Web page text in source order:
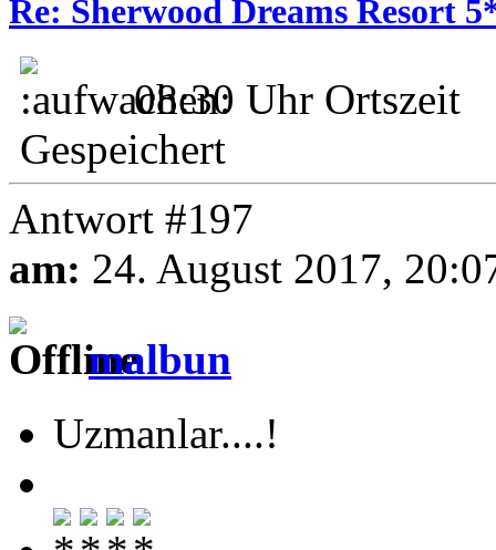
Re: Sherwood Dreams Resort
08:30 Uhr Ortszeit
Gespeichert
Antwort #197
am: 24. August 2017,
malbun
Uzmanlar....!